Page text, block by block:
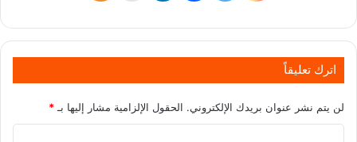
اترك تعليقاً
لن يتم نشر عنوان بريدك الإلكتروني. الحقول الإلزامية مشار إليها بـ *